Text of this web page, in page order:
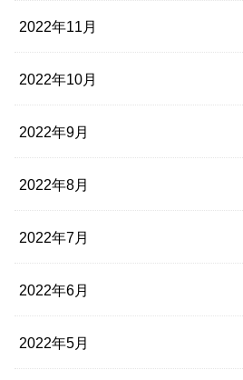
2022年11月
2022年10月
2022年9月
2022年8月
2022年7月
2022年6月
2022年5月